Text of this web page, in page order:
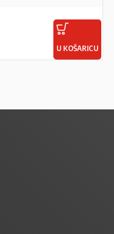
U KOŠARICU